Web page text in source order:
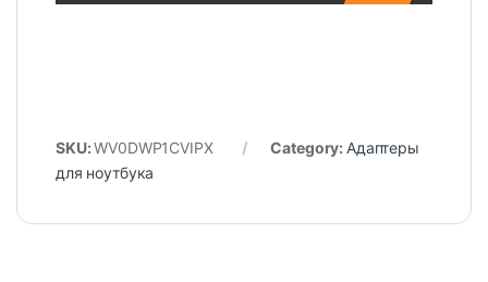
SKU:WV0DWP1CVIPX Category: Адаптеры
для ноутбука